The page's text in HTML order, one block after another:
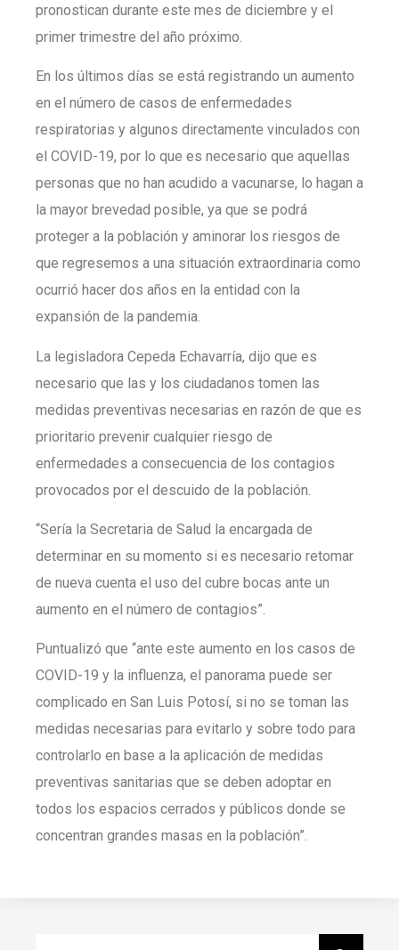
pronostican durante este mes de diciembre y el
primer trimestre del año próximo.
En los últimos días se está registrando un aumento
en el número de casos de enfermedades
respiratorias y algunos directamente vinculados con
el COVID-19, por lo que es necesario que aquellas
personas que no han acudido a vacunarse, lo hagan a
la mayor brevedad posible, ya que se podrá
proteger a la población y aminorar los riesgos de
que regresemos a una situación extraordinaria como
ocurrió hacer dos años en la entidad con la
expansión de la pandemia.
La legisladora Cepeda Echavarría, dijo que es
necesario que las y los ciudadanos tomen las
medidas preventivas necesarias en razón de que es
prioritario prevenir cualquier riesgo de
enfermedades a consecuencia de los contagios
provocados por el descuido de la población.
“Sería la Secretaria de Salud la encargada de
determinar en su momento si es necesario retomar
de nueva cuenta el uso del cubre bocas ante un
aumento en el número de contagios”.
Puntualizó que “ante este aumento en los casos de
COVID-19 y la influenza, el panorama puede ser
complicado en San Luis Potosí, si no se toman las
medidas necesarias para evitarlo y sobre todo para
controlarlo en base a la aplicación de medidas
preventivas sanitarias que se deben adoptar en
todos los espacios cerrados y públicos donde se
concentran grandes masas en la población”.